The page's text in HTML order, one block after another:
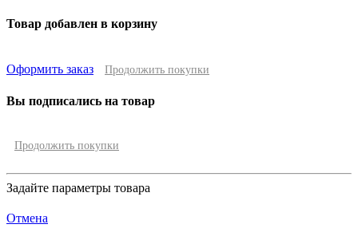
Товар добавлен в корзину
Оформить заказ Продолжить покупки
Вы подписались на товар
Продолжить покупки
Задайте параметры товара
Отмена